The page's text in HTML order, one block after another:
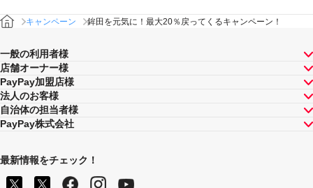
キャンペーン 鉾田を元気に！最大20％戻ってくるキャンペーン！
一般の利用者様
店舗オーナー様
PayPay加盟店様
法人のお客様
自治体の担当者様
PayPay株式会社
最新情報をチェック！